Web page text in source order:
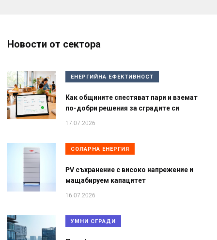
Новости от сектора
ЕНЕРГИЙНА ЕФЕКТИВНОСТ
Как общините спестяват пари и вземат
по-добри решения за сградите си
17.07.2026
СОЛАРНА ЕНЕРГИЯ
PV съхранение с високо напрежение и
мащабируем капацитет
16.07.2026
УМНИ СГРАДИ